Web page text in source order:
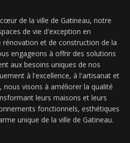
de la ville de Gatineau, notre
de vie d'exception en
rénovation et de construction de la
engageons à offrir des solutions
aux besoins uniques de nos
à l'excellence, à l'artisanat et
nous visons à améliorer la qualité
leurs maisons et leurs
fonctionnels, esthétiques
unique de la ville de Gatineau.